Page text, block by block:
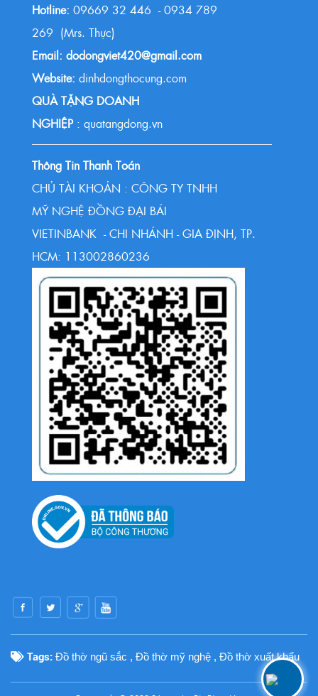
Hotline: 09669 32 446 - 0934 789
269 (Mrs. Thực)
Email: dodongviet420@gmail.com
Website: dinhdongthocung.com
QUÀ TẶNG DOANH
NGHIỆP : quatangdong.vn
Thông Tin Thanh Toán
CHỦ TÀI KHOẢN : CÔNG TY TNHH
MỸ NGHỆ ĐỒNG ĐẠI BÁI
VIETINBANK - CHI NHÁNH - GIA ĐỊNH, TP.
HCM: 113002860236
Tags: Đồ thờ ngũ sắc , Đồ thờ mỹ nghệ , Đồ thờ xuất khẩu